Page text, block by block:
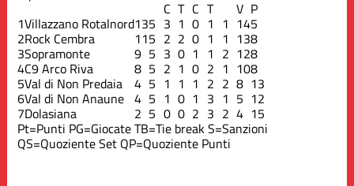
C T C T V P
1Villazzano Rotalnord135 3 1 0 1 1 145
2Rock Cembra 115 2 2 0 1 1 138
3Sopramonte 9 5 3 0 1 1 2 128
4C9 Arco Riva 8 5 2 1 0 2 1 108
5Val di Non Predaia 4 5 1 1 1 2 2 8 13
6Val di Non Anaune 4 5 1 0 1 3 1 5 12
7Dolasiana 2 5 0 0 2 3 2 4 15
Pt=Punti PG=GiocateTB=Tie breakS=Sanzioni
QS=Quoziente Set QP=Quoziente Punti